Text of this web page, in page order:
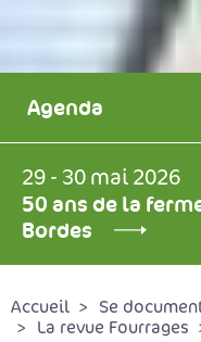
Agenda
29 - 30 mai 2026
50 ans de la
Bordes
Accueil
Se
La revue Fourrages